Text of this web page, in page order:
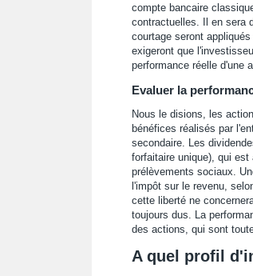
compte bancaire
contractuelles. Il en sera
courtage seront
exigeront que
performance réelle d'une
Evaluer la
Nous le disions, les
bénéfices réalisés par
secondaire. Les
forfaitaire unique), qui
prélèvements sociaux.
l'impôt sur le revenu,
cette liberté ne
toujours dus. La
des actions, qui sont
A quel profil